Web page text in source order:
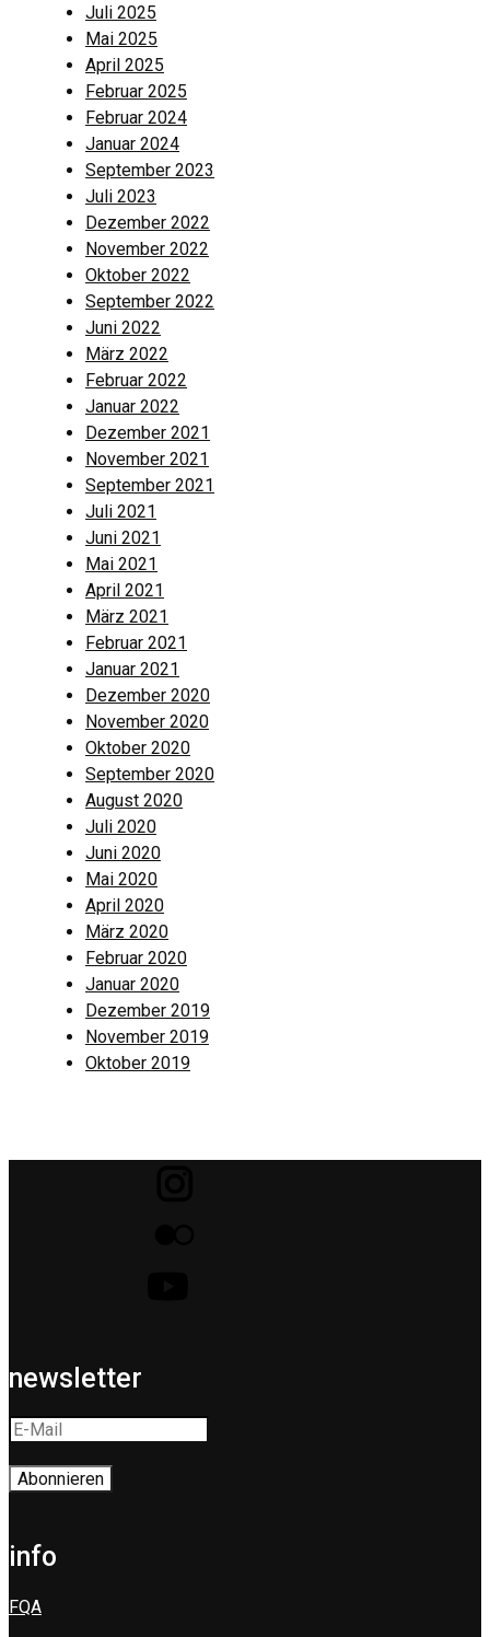
Juli 2025
Mai 2025
April 2025
Februar 2025
Februar 2024
Januar 2024
September 2023
Juli 2023
Dezember 2022
November 2022
Oktober 2022
September 2022
Juni 2022
März 2022
Februar 2022
Januar 2022
Dezember 2021
November 2021
September 2021
Juli 2021
Juni 2021
Mai 2021
April 2021
März 2021
Februar 2021
Januar 2021
Dezember 2020
November 2020
Oktober 2020
September 2020
August 2020
Juli 2020
Juni 2020
Mai 2020
April 2020
März 2020
Februar 2020
Januar 2020
Dezember 2019
November 2019
Oktober 2019
newsletter
info
FQA